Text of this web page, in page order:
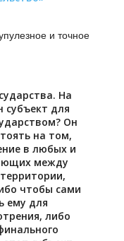
и точное
На
субъект для
Он
на том,
в любых и
между
чтобы сами
ему для
либо